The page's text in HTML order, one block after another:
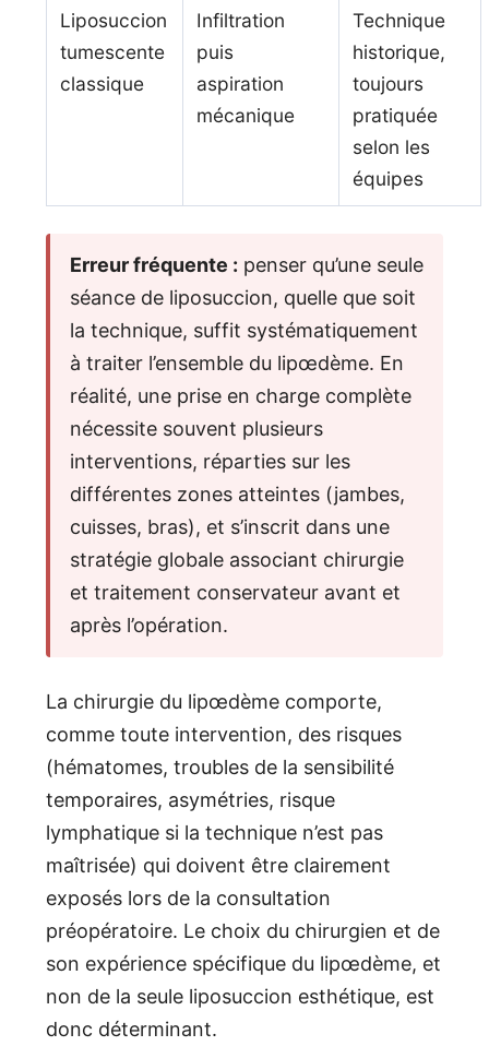
Liposuccion
tumescente
classique
Infiltration
puis
aspiration
mécanique
Technique
historique,
toujours
pratiquée
selon les
équipes
Erreur fréquente : penser qu’une seule
séance de liposuccion, quelle que soit
la technique, suffit systématiquement
à traiter l’ensemble du lipœdème. En
réalité, une prise en charge complète
nécessite souvent plusieurs
interventions, réparties sur les
différentes zones atteintes (jambes,
cuisses, bras), et s’inscrit dans une
stratégie globale associant chirurgie
et traitement conservateur avant et
après l’opération.
La chirurgie du lipœdème comporte,
comme toute intervention, des risques
(hématomes, troubles de la sensibilité
temporaires, asymétries, risque
lymphatique si la technique n’est pas
maîtrisée) qui doivent être clairement
exposés lors de la consultation
préopératoire. Le choix du chirurgien et de
son expérience spécifique du lipœdème, et
non de la seule liposuccion esthétique, est
donc déterminant.